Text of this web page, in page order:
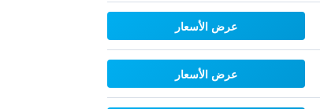
عرض الأسعار
عرض الأسعار